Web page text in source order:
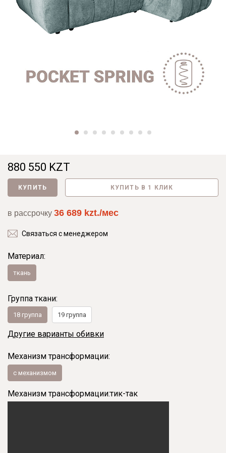
880 550 KZT
КУПИТЬ КУПИТЬ В 1 КЛИК
в рассрочку 36 689 kzt./мес
Связаться с менеджером
Материал:
ткань
Группа ткани:
18 группа 19 группа
Другие варианты обивки
Механизм трансформации:
с механизмом
Механизм трансформации:тик-так